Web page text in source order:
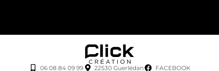
06 08 84 09 99 22530 Guerlédan FACEBOOK